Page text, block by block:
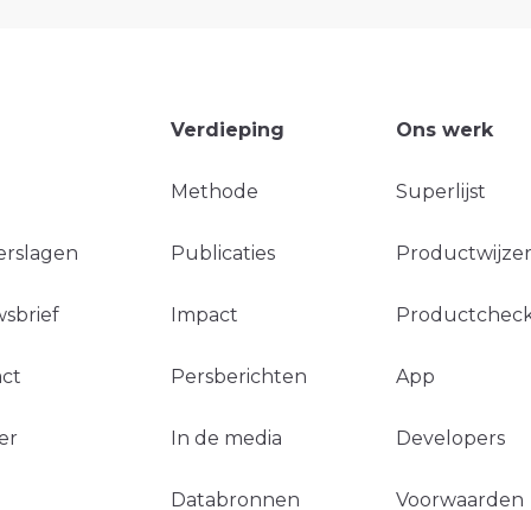
Verdieping
Methode
Publicaties
Impact
Persberichten
In de media
Databronnen
Ons werk
Superlijst
App
Developers
Voorwaarden